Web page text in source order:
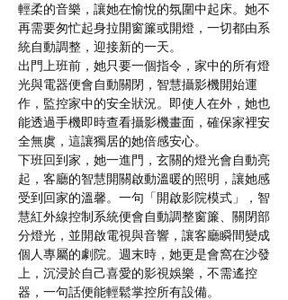
輕柔的音樂，讓她在愉悅的氛圍中起床。她不
再需要匆忙起身拉開窗簾或開燈，一切都由系
統自動調整，迎接新的一天。
出門上班前，她只要一個指令，家中的所有燈
光與電器便會自動關閉，智慧攝影機開始運
作，監控家中的安全狀況。即使人在外，她也
能透過手機即時查看攝影機畫面，確保家裡安
全無虞，這讓獨居的她倍感安心。
下班回到家，她一進門，玄關的燈光會自動亮
起，客廳的智慧開關啟動溫暖的照明，讓她感
受到回家的溫馨。一句「開啟影院模式」，智
慧紅外線控制系統便會自動調整窗簾、關閉部
分燈光，並開啟電視與音響，讓客廳瞬間變成
個人專屬的劇院。週末時，她更是會窩在沙發
上，沉浸於自己喜愛的影視娛樂，不需遙控
器，一句話便能輕鬆掌控所有設備。